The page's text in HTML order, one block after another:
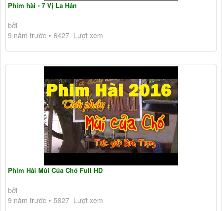
Phim hài - 7 Vị La Hán
bởi
9 năm trước
6427 Lượt xem
Phim Hài Mùi Của Chó Full HD
bởi
9 năm trước
5827 Lượt xem